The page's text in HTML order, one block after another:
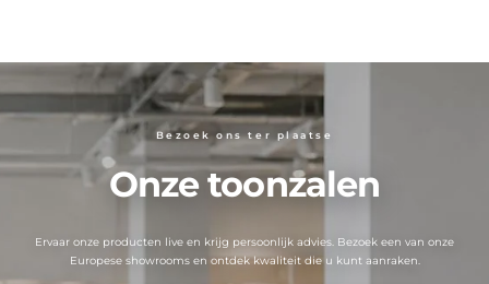
Bezoek ons ​​ter plaatse
Onze toonzalen
Ervaar onze producten live en krijg persoonlijk advies. Bezoek een van onze
Europese showrooms en ontdek kwaliteit die u kunt aanraken.